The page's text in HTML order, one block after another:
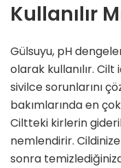
Kullanılır
Gülsuyu, pH
olarak kullanılır. Cilt
sivilce sorunlarını
bakımlarında en
Ciltteki kirlerin
nemlendirir.
sonra